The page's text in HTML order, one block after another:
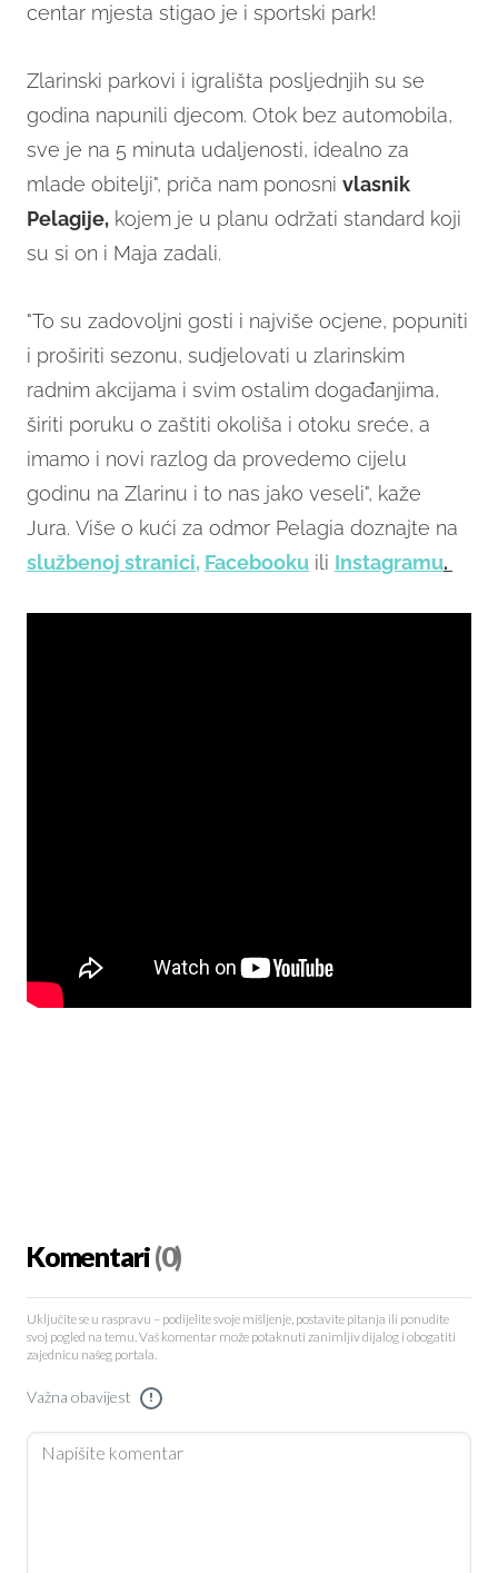
centar mjesta stigao je i sportski park!
Zlarinski parkovi i igrališta posljednjih su se
godina napunili djecom. Otok bez automobila,
sve je na 5 minuta udaljenosti, idealno za
mlade obitelji", priča nam ponosni vlasnik
Pelagije, kojem je u planu održati standard koji
su si on i Maja zadali.
"To su zadovoljni gosti i najviše ocjene, popuniti
i proširiti sezonu, sudjelovati u zlarinskim
radnim akcijama i svim ostalim događanjima,
širiti poruku o zaštiti okoliša i otoku sreće, a
imamo i novi razlog da provedemo cijelu
godinu na Zlarinu i to nas jako veseli", kaže
Jura. Više o kući za odmor Pelagia doznajte na
službenoj stranici, Facebooku ili Instagramu.
Komentari(0)
Uključite se u raspravu – podijelite svoje mišljenje, postavite pitanja ili ponudite
svoj pogled na temu. Vaš komentar može potaknuti zanimljiv dijalog i obogatiti
zajednicu našeg portala.
Važna obavijest !